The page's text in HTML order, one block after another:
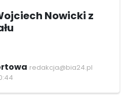
Nowicki z
redakcja@bia24.pl